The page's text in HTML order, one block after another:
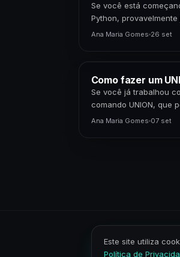
Se você está
Python,
exatamente…
Ana Maria Gomes 26 set
Como fazer um
Se você já trabalhou
comando UNION, que
consultas SELECT.…
Ana Maria Gomes 07 set
Este site utiliza
Política de